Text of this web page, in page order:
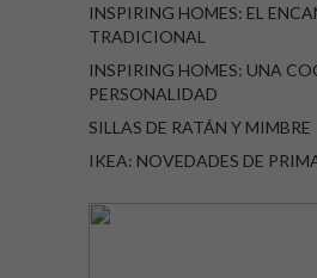
INSPIRING HOMES: EL
TRADICIONAL
INSPIRING HOMES: UNA
PERSONALIDAD
SILLAS DE RATÁN Y MIMBRE
IKEA: NOVEDADES DE